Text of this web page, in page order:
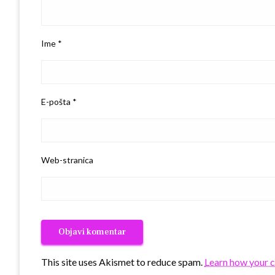
Ime *
E-pošta *
Web-stranica
This site uses Akismet to reduce spam. Learn how your